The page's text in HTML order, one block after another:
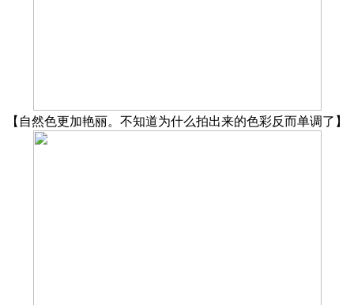
【自然色更加艳丽。不知道为什么拍出来的色彩反而单调了】